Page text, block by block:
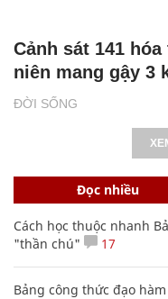
ĐỜI SỐNG
Cảnh sát 141
niên mang gậy 3
Đọc nhiều
Cách học thuộc nhanh
"thần chú"
17
Bảng công thức đạo